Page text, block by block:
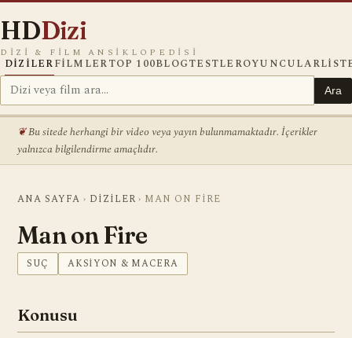
HDDizi
DIZI & FILM ANSIKLOPEDISI
DIZILERFILMLERTOP 100BLOGTESTLEROYUNCULAR
Ara
Bu sitede herhangi bir video veya yayın bulunmamaktadır. İçerikler
yalnızca bilgilendirme amaçlıdır.
ANA SAYFA › DIZILER › MAN ON FIRE
Man on Fire
SUÇ AKSIYON & MACERA
Konusu